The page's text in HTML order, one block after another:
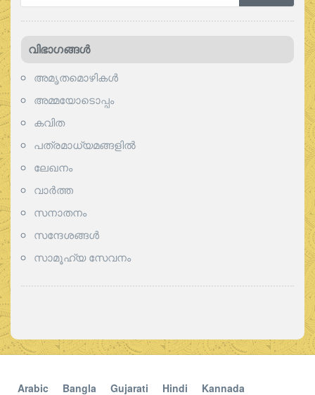
വിഭാഗങ്ങള്‍
അമൃതമൊഴികള്‍
അമ്മയോടൊപ്പം
കവിത
പത്രമാധ്യമങ്ങളില്‍
ലേഖനം
വാര്‍ത്ത
സനാതനം
സന്ദേശങ്ങൾ
സാമൂഹ്യ സേവനം
Arabic Bangla Gujarati Hindi Kannada